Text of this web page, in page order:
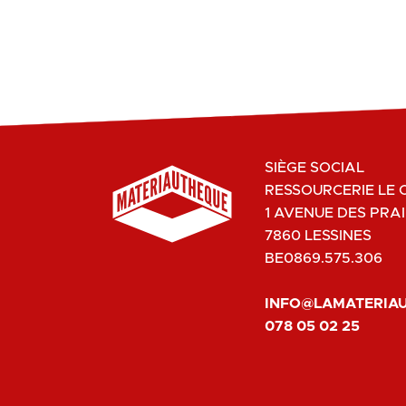
SIÈGE SOCIAL
RESSOURCERIE LE
1 AVENUE DES
7860 LESSINES
BE0869.575.306
078 05 02 25